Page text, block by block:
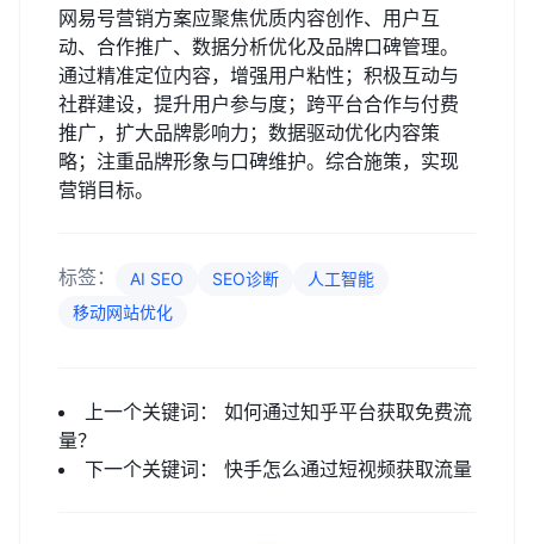
网易号营销方案应聚焦优质内容创作、用户互
动、合作推广、数据分析优化及品牌口碑管理。
通过精准定位内容，增强用户粘性；积极互动与
社群建设，提升用户参与度；跨平台合作与付费
推广，扩大品牌影响力；数据驱动优化内容策
略；注重品牌形象与口碑维护。综合施策，实现
营销目标。
标签： AI SEO SEO诊断
人工智能
移动网站优化
上一个关键词： 如何通过知乎平台获取免费流
量？
下一个关键词： 快手怎么通过短视频获取流量